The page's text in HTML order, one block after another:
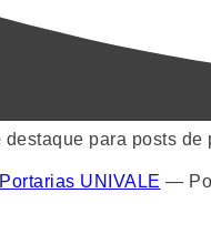
Portarias UNIVALE —